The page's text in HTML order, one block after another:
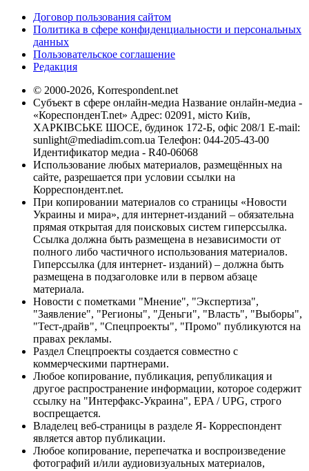
Договор пользования сайтом
Политика в сфере конфиденциальности и персональных
данных
Пользовательское соглашение
Редакция
© 2000-2026, Korrespondent.net
Субъект в сфере онлайн-медиа Название онлайн-медиа -
«КореспонденТ.net» Адрес: 02091, місто Київ,
ХАРКІВСЬКЕ ШОСЕ, будинок 172-Б, офіс 208/1 E-mail:
sunlight@mediadim.com.ua Телефон: 044-205-43-00
Идентификатор медиа - R40-06068
Использование любых материалов, размещённых на
сайте, разрешается при условии ссылки на
Корреспондент.net.
При копировании материалов со страницы «Новости
Украины и мира», для интернет-изданий – обязательна
прямая открытая для поисковых систем гиперссылка.
Ссылка должна быть размещена в независимости от
полного либо частичного использования материалов.
Гиперссылка (для интернет- изданий) – должна быть
размещена в подзаголовке или в первом абзаце
материала.
Новости с пометками "Мнение", "Экспертиза",
"Заявление", "Регионы", "Деньги", "Власть", "Выборы",
"Тест-драйв", "Спецпроекты", "Промо" публикуются на
правах рекламы.
Раздел Спецпроекты создается совместно с
коммерческими партнерами.
Любое копирование, публикация, републикация и
другое распространение информации, которое содержит
ссылку на "Интерфакс-Украина", EPA / UPG, строго
воспрещается.
Владелец веб-страницы в разделе Я- Корреспондент
является автор публикации.
Любое копирование, перепечатка и воспроизведение
фотографий и/или аудиовизуальных материалов,